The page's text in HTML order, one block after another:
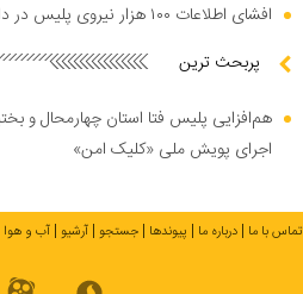
افشای اطلاعات ۱۰۰ هزار نیروی پلیس در دارک وب
پربحث ترین
هم‌افزایی پلیس فتا استان چهارمحال و
اجرای پویش ملی «کلیک امن»
تماس با ما درباره ما پیوندها جستجو آرشیو آب و هوا